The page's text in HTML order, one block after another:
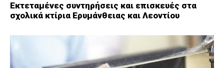
Εκτεταμένες συντηρήσεις και επισκευές στα
σχολικά κτίρια Ερυμάνθειας και Λεοντίου